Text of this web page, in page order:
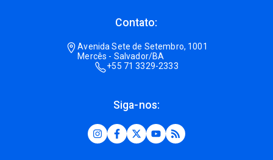
Contato:
Avenida Sete de Setembro, 1001
Mercês - Salvador/BA
+55 71 3329-2333
Siga-nos: